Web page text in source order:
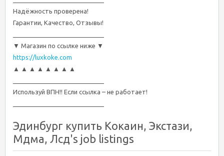
Надёжность проверена!
Гарантии, Качество, Отзывы!
▼ Магазин по ссылке ниже ▼
https://luxkoke.com
▲ ▲ ▲ ▲ ▲ ▲ ▲ ▲
Используй ВПН!! Если ссылка – не работает!
Эдинбург купить Кокаин, Экстази,
Мдма, Лсд's job listings